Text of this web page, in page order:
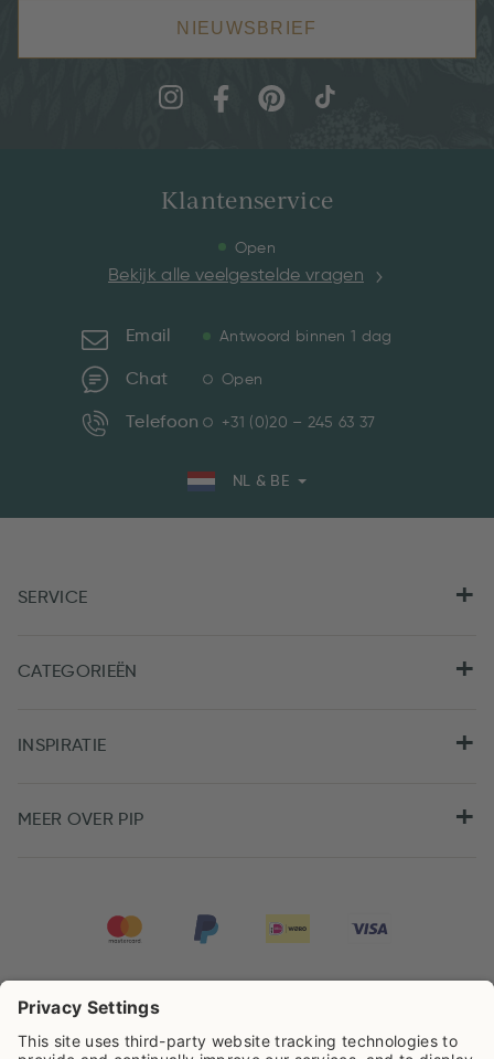
NIEUWSBRIEF
Klantenservice
Open
Bekijk alle veelgestelde vragen
Email Antwoord binnen 1 dag
Chat Open
Telefoon +31 (0)20 – 245 63 37
NL & BE
SERVICE
CATEGORIEËN
INSPIRATIE
MEER OVER PIP